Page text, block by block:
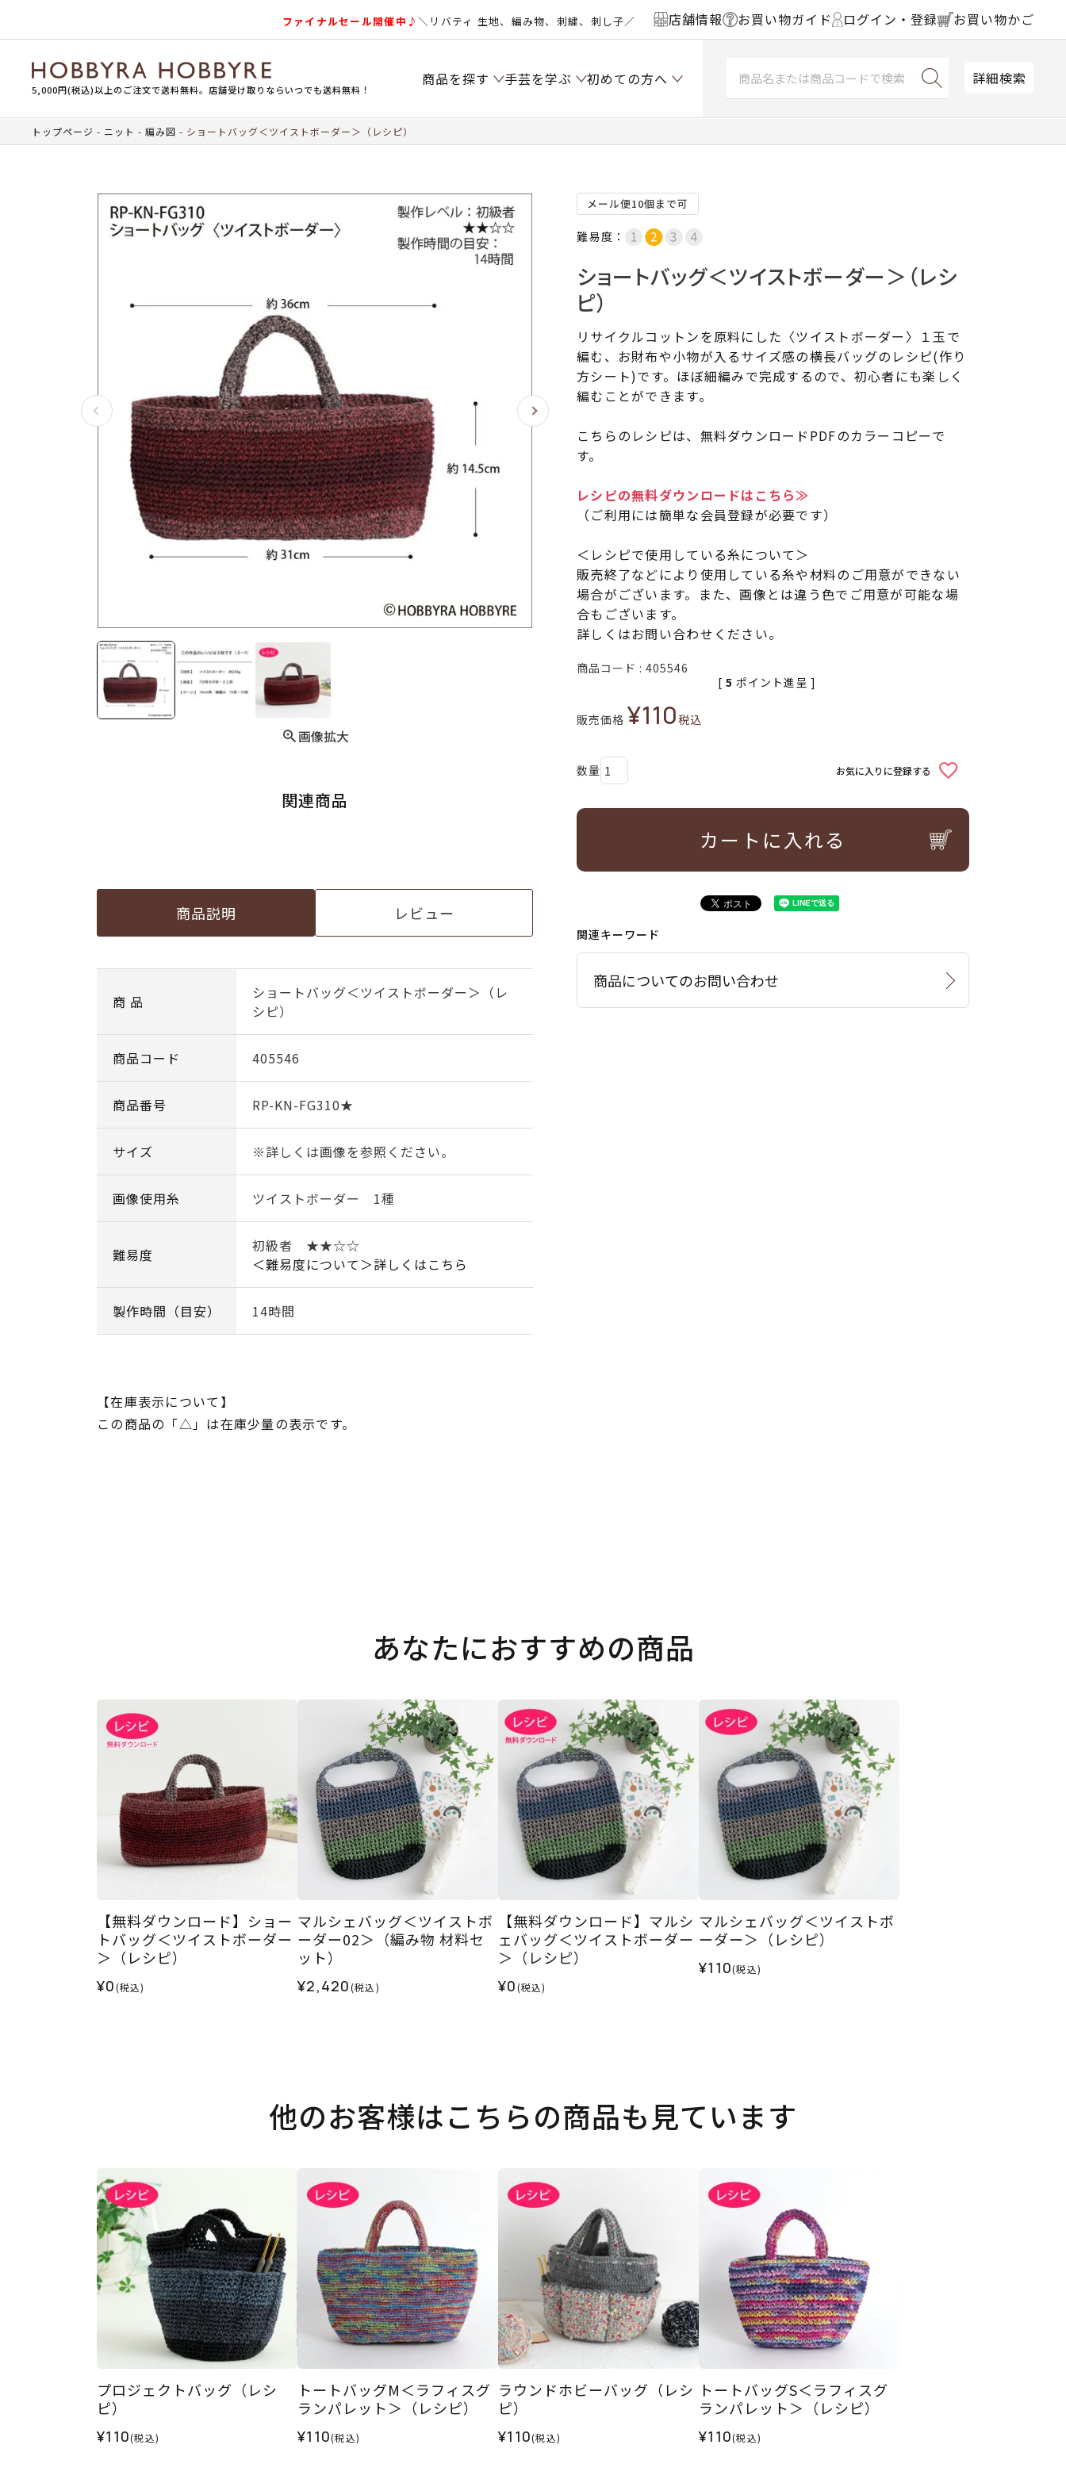
ファイナルセール開催中♪＼リバティ 生地、編み物、刺繍、刺し子／ 店舗情報 お買い物ガイド ログイン・登録 お買い物かご
5,000円(税込)以上のご注文で送料無料。店舗受け取りならいつでも送料無料！
商品を探す 手芸を学ぶ 初めての方へ 詳細検索
トップページ ニット 編み図 ショートバッグ＜ツイストボーダー＞（レシピ）
画像拡大
関連商品
商品説明 レビュー
商 品
ショートバッグ＜ツイストボーダー＞（レ
シピ）
商品コード 405546
商品番号 RP-KN-FG310★
サイズ ※詳しくは画像を参照ください。
画像使用糸 ツイストボーダー 1種
難易度
初級者 ★★☆☆
＜難易度について＞詳しくはこちら
製作時間（目安） 14時間
【在庫表示について】
この商品の「△」は在庫少量の表示です。
メール便10個まで可
難易度：
ショートバッグ＜ツイストボーダー＞（レシ
ピ）
リサイクルコットンを原料にした〈ツイストボーダー〉１玉で
編む、お財布や小物が入るサイズ感の横長バッグのレシピ(作り
方シート)です。ほぼ細編みで完成するので、初心者にも楽しく
編むことができます。
こちらのレシピは、無料ダウンロードPDFのカラーコピーで
す。
レシピの無料ダウンロードはこちら≫
（ご利用には簡単な会員登録が必要です）
＜レシピで使用している糸について＞
販売終了などにより使用している糸や材料のご用意ができない
場合がございます。また、画像とは違う色でご用意が可能な場
合もございます。
詳しくはお問い合わせください。
商品コード 405546
販売価格 ¥110税込
[ 5 ポイント進呈 ]
お気に入りに登録する
カートに入れる
関連キーワード
商品についてのお問い合わせ
あなたにおすすめの商品
【無料ダウンロード】ショー
トバッグ＜ツイストボーダー
＞（レシピ）
¥0(税込)
マルシェバッグ＜ツイストボ
ーダー02＞（編み物 材料セ
ット）
¥2,420(税込)
【無料ダウンロード】マルシ
ェバッグ＜ツイストボーダー
＞（レシピ）
¥0(税込)
マルシェバッグ＜ツイストボ
ーダー＞（レシピ）
¥110(税込)
他のお客様はこちらの商品も見ています
プロジェクトバッグ（レシ
ピ）
¥110(税込)
トートバッグM＜ラフィスグ
ランパレット＞（レシピ）
¥110(税込)
ラウンドホビーバッグ（レシ
ピ）
¥110(税込)
トートバッグS＜ラフィスグ
ランパレット＞（レシピ）
¥110(税込)